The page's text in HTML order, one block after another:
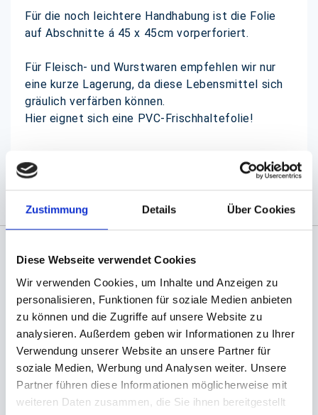
Zustimmung Details Über Cookies
Diese Webseite verwendet Cookies
Wir verwenden Cookies, um Inhalte und Anzeigen zu
personalisieren, Funktionen für soziale Medien anbieten
zu können und die Zugriffe auf unsere Website zu
analysieren. Außerdem geben wir Informationen zu Ihrer
Verwendung unserer Website an unsere Partner für
soziale Medien, Werbung und Analysen weiter. Unsere
Partner führen diese Informationen möglicherweise mit
weiteren Daten zusammen, die Sie ihnen bereitgestellt
Für die noch leichtere Handhabung ist die Folie
auf Abschnitte á 45 x 45cm vorperforiert.
Für Fleisch- und Wurstwaren empfehlen wir nur
eine kurze Lagerung, da diese Lebensmittel sich
gräulich verfärben können.
Hier eignet sich eine PVC-Frischhaltefolie!
(Abb. evtl. ähnlich, ggf. ohne Dekoration)
Produktsicherheitsverordnung: packpack.de GmbH, Am
Bullhamm 24-26, D-26441 Jever, info@packpack.de
Sie könnten auch an folgenden Artikeln
interessiert sein